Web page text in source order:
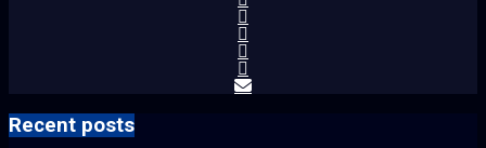
Recent posts